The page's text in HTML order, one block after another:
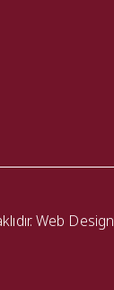
Web Design